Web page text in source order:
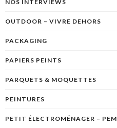
NOS INTERVIEWS
OUTDOOR – VIVRE DEHORS
PACKAGING
PAPIERS PEINTS
PARQUETS & MOQUETTES
PEINTURES
PETIT ÉLECTROMÉNAGER – PEM